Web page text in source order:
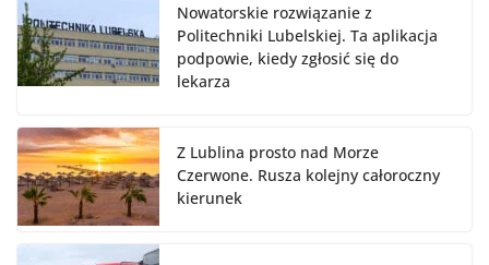
Nowatorskie rozwiązanie z
Politechniki Lubelskiej. Ta aplikacja
podpowie, kiedy zgłosić się do
lekarza
Z Lublina prosto nad Morze
Czerwone. Rusza kolejny całoroczny
kierunek